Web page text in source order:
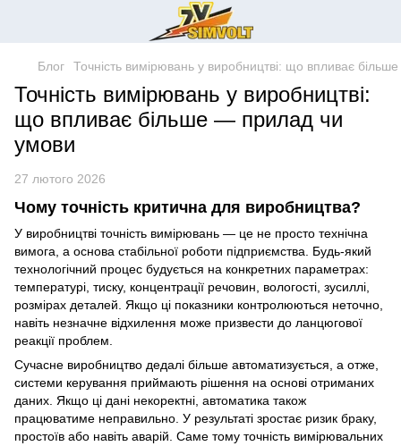
Блог Точність вимірювань у виробництві: що впливає
Точність вимірювань у виробництві:
що впливає більше — прилад чи
умови
27 лютого 2026
Чому точність критична для виробництва?
У виробництві точність вимірювань — це не просто технічна
вимога, а основа стабільної роботи підприємства. Будь-який
технологічний процес будується на конкретних параметрах:
температурі, тиску, концентрації речовин, вологості, зусиллі,
розмірах деталей. Якщо ці показники контролюються неточно,
навіть незначне відхилення може призвести до ланцюгової
реакції проблем.
Сучасне виробництво дедалі більше автоматизується, а отже,
системи керування приймають рішення на основі отриманих
даних. Якщо ці дані некоректні, автоматика також
працюватиме неправильно. У результаті зростає ризик браку,
простоїв або навіть аварій. Саме тому точність вимірювальних